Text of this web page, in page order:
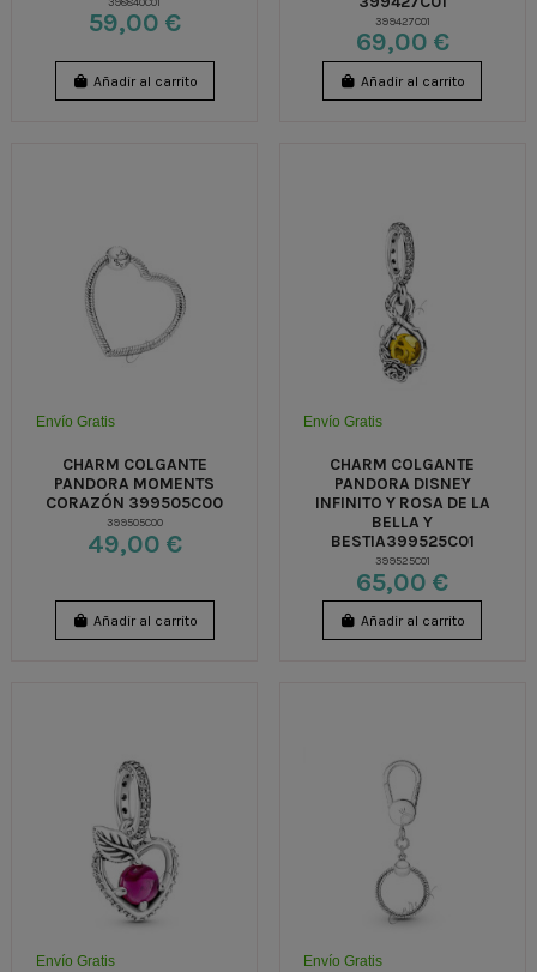
59,00 €
Añadir al carrito
399427C01
69,00 €
Añadir al carrito
Envío Gratis
CHARM COLGANTE
PANDORA MOMENTS
CORAZÓN 399505C00
399505C00
49,00 €
Añadir al carrito
Envío Gratis
CHARM COLGANTE
PANDORA DISNEY
INFINITO Y ROSA DE LA
BELLA Y
BESTIA399525C01
399525C01
65,00 €
Añadir al carrito
Envío Gratis Envío Gratis